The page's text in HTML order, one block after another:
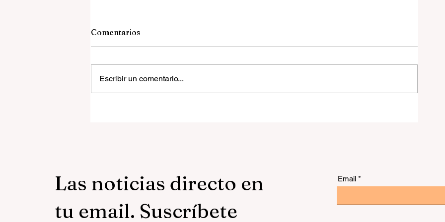
Comentarios
Escribir un comentario...
Las noticias directo en
tu email. Suscríbete
Email